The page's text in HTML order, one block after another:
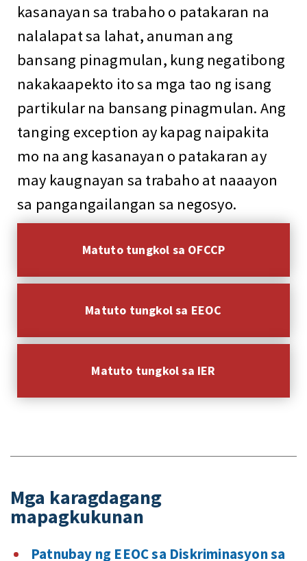
kasanayan sa trabaho o patakaran na
nalalapat sa lahat, anuman ang
bansang pinagmulan, kung negatibong
nakakaapekto ito sa mga tao ng isang
partikular na bansang pinagmulan. Ang
tanging exception ay kapag naipakita
mo na ang kasanayan o patakaran ay
may kaugnayan sa trabaho at naaayon
sa pangangailangan sa negosyo.
Matuto tungkol sa OFCCP
Matuto tungkol sa EEOC
Matuto tungkol sa IER
Mga karagdagang
mapagkukunan
Patnubay ng EEOC sa Diskriminasyon sa